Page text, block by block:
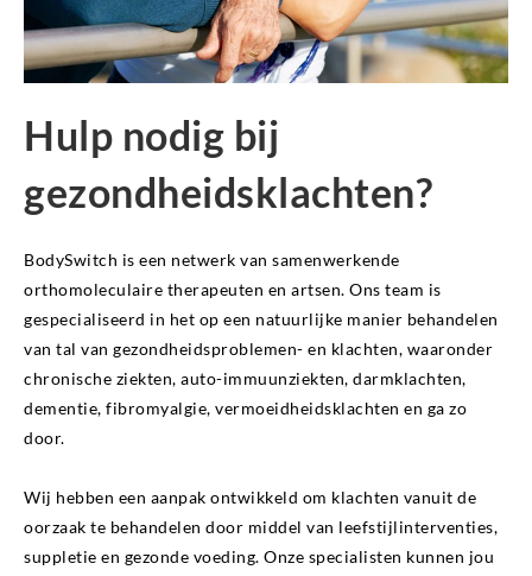
Hulp nodig bij
gezondheidsklachten?
BodySwitch is een netwerk van samenwerkende
orthomoleculaire therapeuten en artsen. Ons team is
gespecialiseerd in het op een natuurlijke manier behandelen
van tal van gezondheidsproblemen- en klachten, waaronder
chronische ziekten, auto-immuunziekten, darmklachten,
dementie, fibromyalgie, vermoeidheidsklachten en ga zo
door.
Wij hebben een aanpak ontwikkeld om klachten vanuit de
oorzaak te behandelen door middel van leefstijlinterventies,
suppletie en gezonde voeding. Onze specialisten kunnen jou